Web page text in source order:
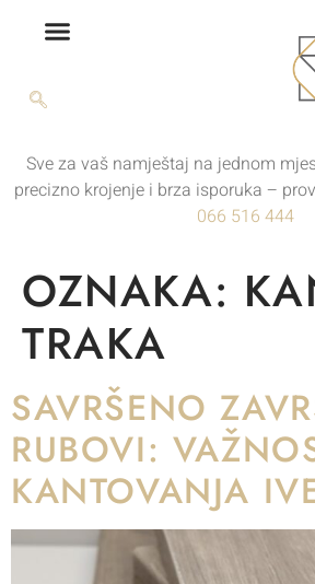
Sve za vaš namještaj na jednom
precizno krojenje i brza isporuka –
066 516 444
OZNAKA:
TRAKA
SAVRŠENO
RUBOVI:
KANTOVANJA